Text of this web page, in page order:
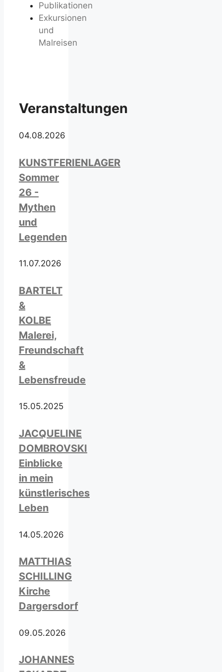
Publikationen
Exkursionen
und
Malreisen
Veranstaltungen
04.08.2026
KUNSTFERIENLAGER
Sommer
26 -
Mythen
und
Legenden
11.07.2026
BARTELT
&
KOLBE
Malerei,
Freundschaft
&
Lebensfreude
15.05.2025
JACQUELINE
DOMBROVSKI
Einblicke
in mein
künstlerisches
Leben
14.05.2026
MATTHIAS
SCHILLING
Kirche
Dargersdorf
09.05.2026
JOHANNES